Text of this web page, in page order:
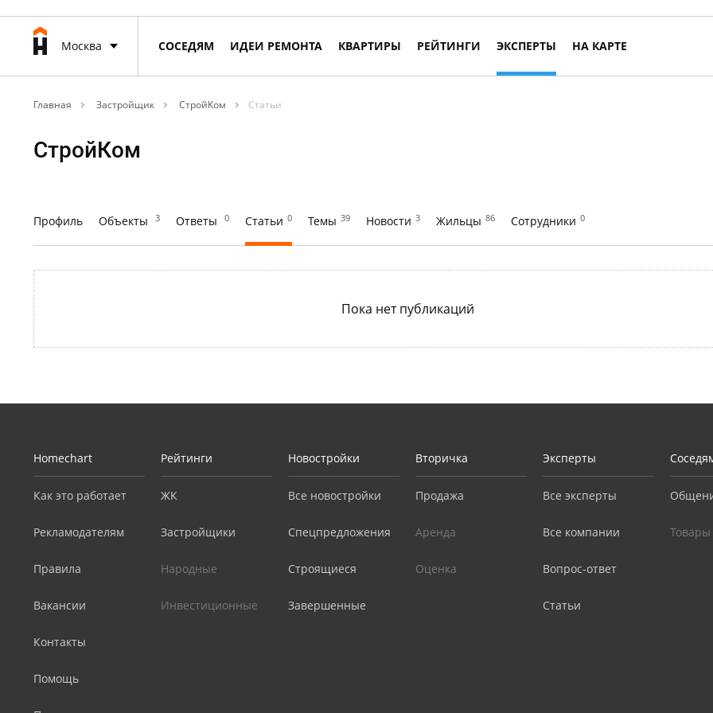
Москва СОСЕДЯМ ИДЕИ РЕМОНТА КВАРТИРЫ РЕЙТИНГИ ЭКСПЕРТЫ НА КАРТЕ
Главная Застройщик СтройКом Статьи
СтройКом
Профиль Объекты 3 Ответы 0 Статьи 0 Темы 39 Новости 3 Жильцы 86 Сотрудники 0
Пока нет публикаций
Homechart
Как это работает
Рекламодателям
Правила
Вакансии
Контакты
Помощь
Рейтинги
ЖК
Застройщики
Народные
Инвестиционные
Новостройки
Все новостройки
Спецпредложения
Строящиеся
Завершенные
Вторичка
Продажа
Аренда
Оценка
Эксперты
Все эксперты
Все компании
Вопрос-ответ
Статьи
Товары